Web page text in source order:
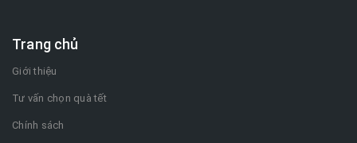
Trang chủ
Giới thiệu
Tư vấn chọn quà tết
Chính sách